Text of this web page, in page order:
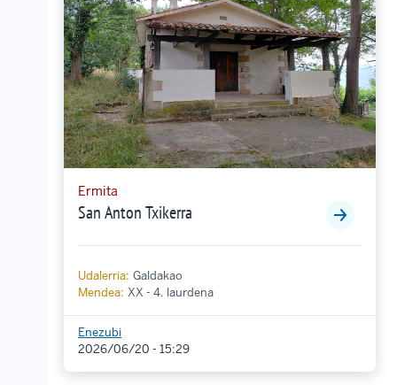
Ermita
San Anton Txikerra
Udalerria: Galdakao
Mendea: XX - 4. laurdena
Enezubi
2026/06/20 - 15:29